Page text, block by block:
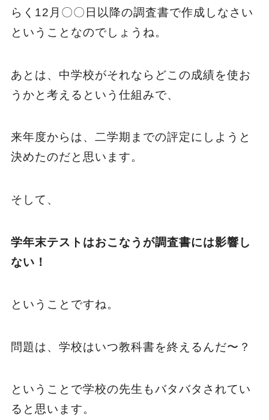
らく12月〇〇日以降の調査書で作成しなさい
ということなのでしょうね。
あとは、中学校がそれならどこの成績を使お
うかと考えるという仕組みで、
来年度からは、二学期までの評定にしようと
決めたのだと思います。
そして、
学年末テストはおこなうが調査書には影響し
ない！
ということですね。
問題は、学校はいつ教科書を終えるんだ〜？
ということで学校の先生もバタバタされてい
ると思います。